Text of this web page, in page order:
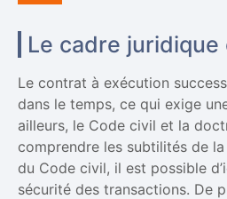
Le cadre
Le contrat à exécution
dans le temps, ce qui exige
ailleurs, le Code civil et la
comprendre les subtilités de la
du Code civil, il est possible
sécurité des transactions. De